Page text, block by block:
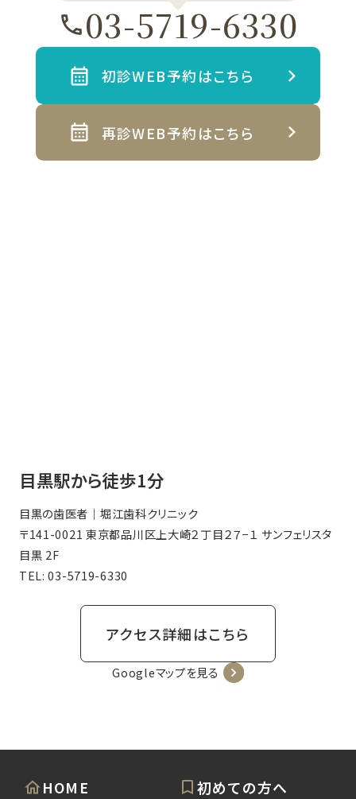
03-5719-6330
初診WEB予約はこちら
再診WEB予約はこちら
目黒駅から徒歩1分
目黒の歯医者｜堀江歯科クリニック
〒141-0021 東京都品川区上大崎２丁目２７−１ サンフェリスタ
目黒 2F
TEL:03-5719-6330
アクセス詳細はこちら
Googleマップを見る
HOME
初めての方へ